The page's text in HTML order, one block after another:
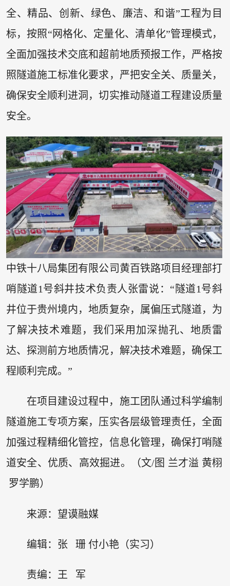
全、精品、创新、绿色、廉洁、和谐”工程为目
标，按照“网格化、定量化、清单化”管理模式，
全面加强技术交底和超前地质预报工作，严格按
照隧道施工标准化要求，严把安全关、质量关，
确保安全顺利进洞，切实推动隧道工程建设质量
安全。
中铁十八局集团有限公司黄百铁路项目经理部打
哨隧道1号斜井技术负责人张雷说：“隧道1号斜
井位于贵州境内，地质复杂，属偏压式隧道，为
了解决技术难题，我们采用加深抛孔、地质雷
达、探测前方地质情况，解决技术难题，确保工
程顺利完成。”
在项目建设过程中，施工团队通过科学编制
隧道施工专项方案，压实各层级管理责任，全面
加强过程精细化管控，信息化管理，确保打哨隧
道安全、优质、高效掘进。（文/图 兰才溢 黄栩
罗学鹏）
来源：望谟融媒
编辑：张 珊 付小艳（实习）
责编：王 军